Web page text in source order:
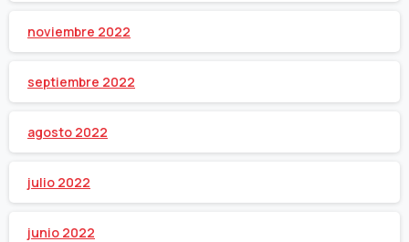
noviembre 2022
septiembre 2022
agosto 2022
julio 2022
junio 2022